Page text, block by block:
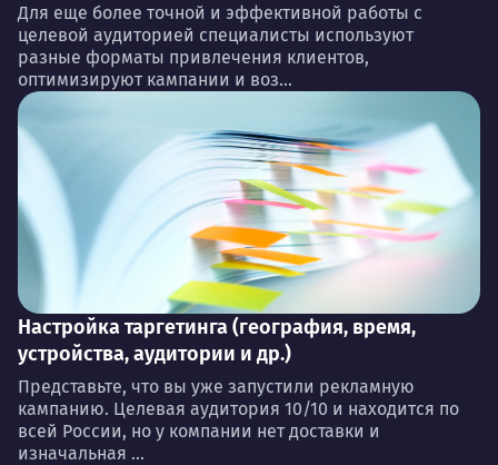
Для еще более точной и эффективной работы с
целевой аудиторией специалисты используют
разные форматы привлечения клиентов,
оптимизируют кампании и воз...
Настройка таргетинга (география, время,
устройства, аудитории и др.)
Представьте, что вы уже запустили рекламную
кампанию. Целевая аудитория 10/10 и находится по
всей России, но у компании нет доставки и
изначальная ...